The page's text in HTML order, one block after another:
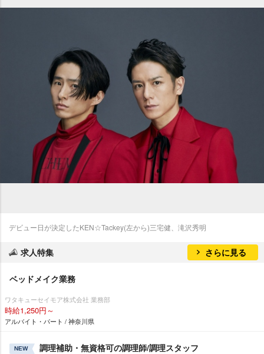
デビュー日が決定したKEN☆Tackey(左から)三宅健、滝沢秀明
求人特集 さらに見る
ベッドメイク業務
ワタキューセイモア株式会社 業務部
時給1,250円～
アルバイト・パート / 神奈川県
NEW 調理補助・無資格可の調理師/調理スタッフ